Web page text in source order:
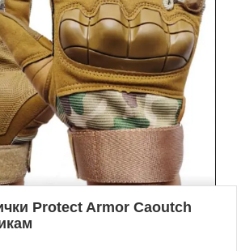
Protect Armor Caoutch